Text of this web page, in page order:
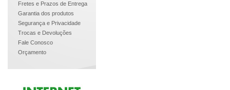
Fretes e Prazos de Entrega
Garantia dos produtos
Segurança e Privacidade
Trocas e Devoluções
Fale Conosco
Orçamento